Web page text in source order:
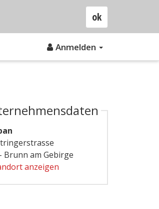
Anmelden
Brunn am Gebirge
anzeigen
ok